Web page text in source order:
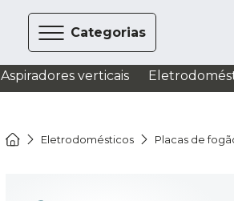
Categorias
Aspiradores verticais
Eletrodomésticos Placas de